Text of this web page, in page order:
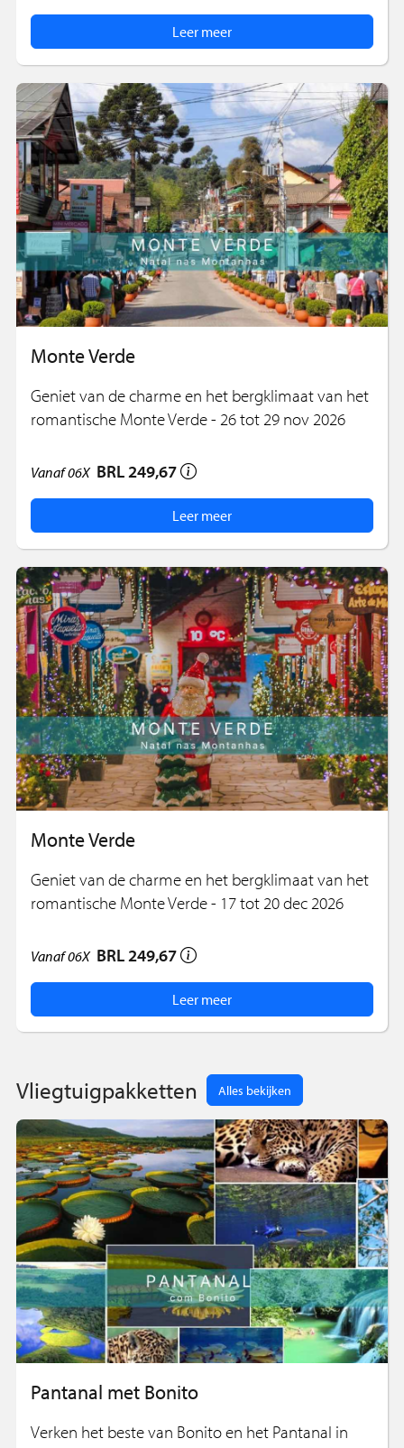
Leer meer
Monte Verde
Geniet van de charme en het bergklimaat van het
romantische Monte Verde - 26 tot 29 nov 2026
Vanaf06X BRL 249,67
Leer meer
Monte Verde
Geniet van de charme en het bergklimaat van het
romantische Monte Verde - 17 tot 20 dec 2026
Vanaf06X BRL 249,67
Leer meer
Vliegtuigpakketten Alles bekijken
Pantanal met Bonito
Verken het beste van Bonito en het Pantanal in